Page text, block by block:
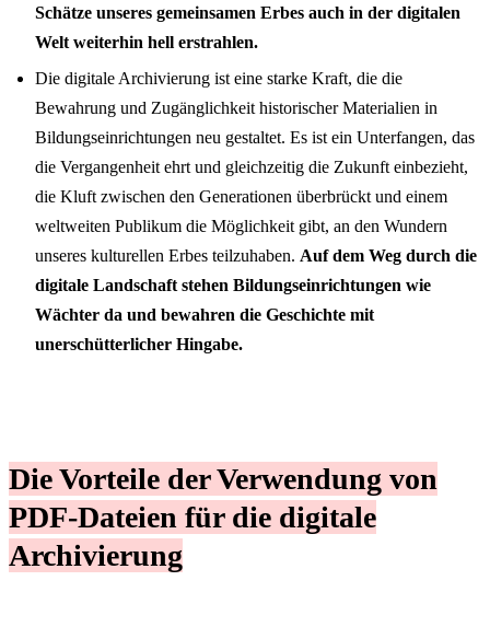
Schätze unseres gemeinsamen Erbes auch in der digitalen
Welt weiterhin hell erstrahlen.
Die digitale Archivierung ist eine starke Kraft, die die
Bewahrung und Zugänglichkeit historischer Materialien in
Bildungseinrichtungen neu gestaltet. Es ist ein Unterfangen, das
die Vergangenheit ehrt und gleichzeitig die Zukunft einbezieht,
die Kluft zwischen den Generationen überbrückt und einem
weltweiten Publikum die Möglichkeit gibt, an den Wundern
unseres kulturellen Erbes teilzuhaben. Auf dem Weg durch die
digitale Landschaft stehen Bildungseinrichtungen wie
Wächter da und bewahren die Geschichte mit
unerschütterlicher Hingabe.
Die Vorteile der Verwendung von
PDF-Dateien für die digitale
Archivierung